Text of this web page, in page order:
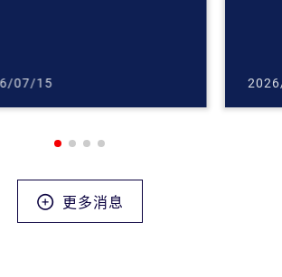
07/15
更多消息